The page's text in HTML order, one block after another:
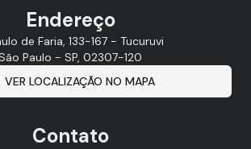
Endereço
de Faria, 133-167 - Tucuruvi
Paulo - SP, 02307-120
VER LOCALIZAÇÃO NO MAPA
Contato